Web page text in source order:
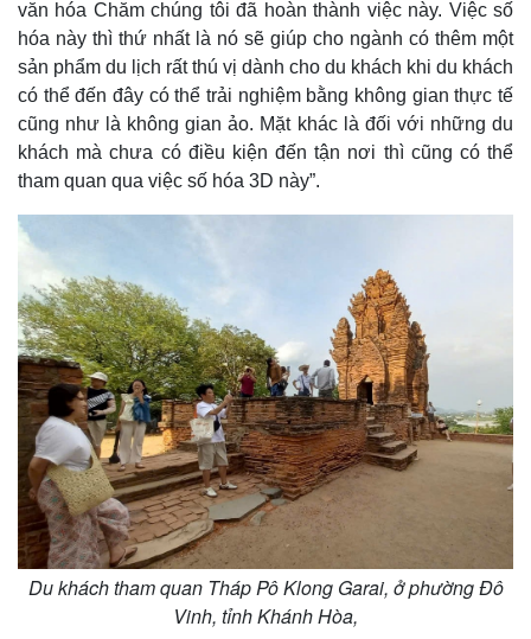
Bất động sản
Khởi nghiệp
Giá vàng
Tiêu dùng
Tỷ giá
Chứng khoán
Giá cà phê
văn hóa Chăm chúng tôi đã hoàn thành việc này. Việc số
hóa này thì thứ nhất là nó sẽ giúp cho ngành có thêm một
sản phẩm du lịch rất thú vị dành cho du khách khi du khách
có thể đến đây có thể trải nghiệm bằng không gian thực tế
cũng như là không gian ảo. Mặt khác là đối với những du
khách mà chưa có điều kiện đến tận nơi thì cũng có thể
tham quan qua việc số hóa 3D này”.
Du khách tham quan Tháp Pô Klong Garai, ở phường Đô
Vinh, tỉnh Khánh Hòa,